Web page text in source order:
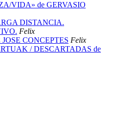
VIDA» de GERVASIO
DISTANCIA.
Felix
CONCEPTES Felix
/ DESCARTADAS de